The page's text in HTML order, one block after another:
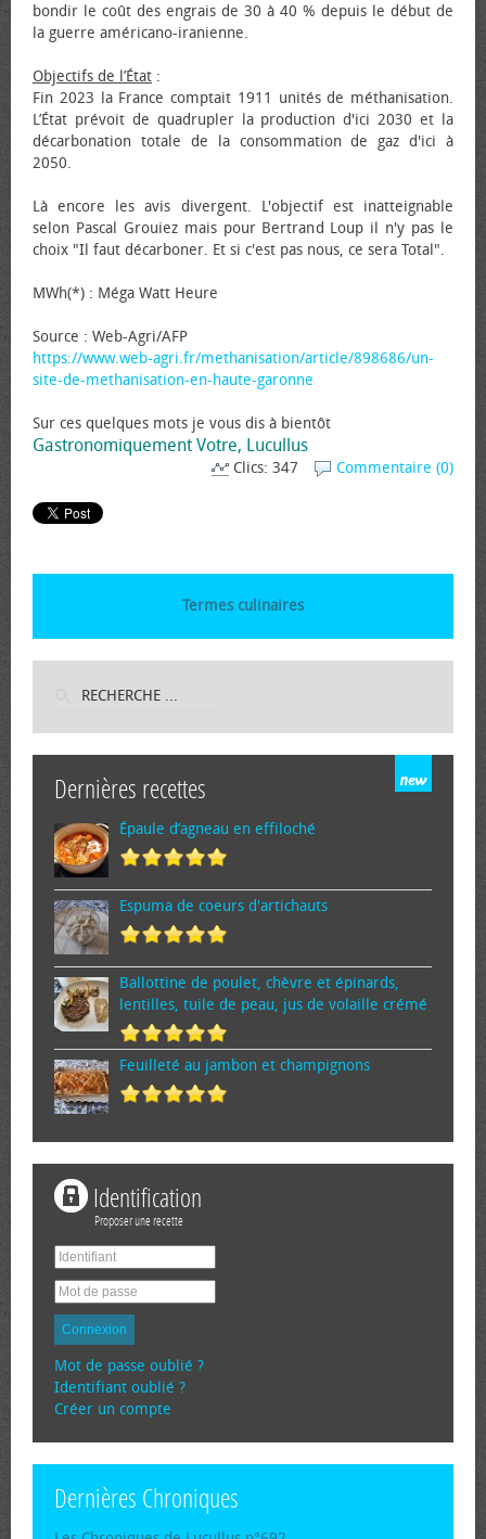
bondir le coût des engrais de 30 à 40 % depuis le début de
la guerre américano-iranienne.
Objectifs de l’État :
Fin 2023 la France comptait 1911 unités de méthanisation.
L’État prévoit de quadrupler la production d'ici 2030 et la
décarbonation totale de la consommation de gaz d'ici à
2050.
Là encore les avis divergent. L'objectif est inatteignable
selon Pascal Grouiez mais pour Bertrand Loup il n'y pas le
choix "Il faut décarboner. Et si c'est pas nous, ce sera Total".
MWh(*) : Méga Watt Heure
Source : Web-Agri/AFP
https://www.web-agri.fr/methanisation/article/898686/un-
site-de-methanisation-en-haute-garonne
Sur ces quelques mots je vous dis à bientôt
Gastronomiquement Votre, Lucullus
Commentaire (0)
Clics: 347
Termes culinaires
Dernières recettes
Épaule d’agneau en effiloché
Espuma de cœurs d'artichauts
Ballottine de poulet, chèvre et épinards,
lentilles, tuile de peau, jus de volaille crémé
Feuilleté au jambon et champignons
Identification
Proposer une recette
Connexion
Mot de passe oublié ?
Identifiant oublié ?
Créer un compte
Dernières Chroniques